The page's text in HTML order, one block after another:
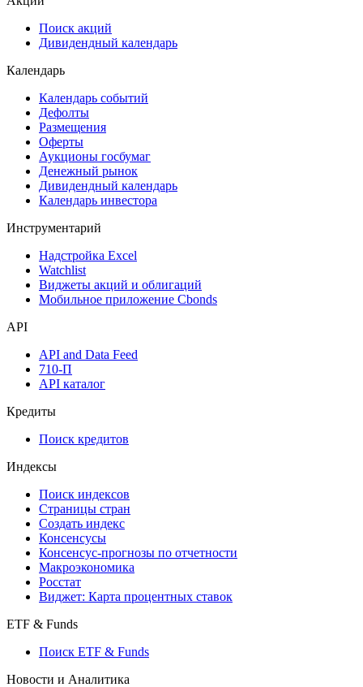
Поиск акций
Дивидендный календарь
Календарь
Календарь событий
Дефолты
Размещения
Оферты
Аукционы госбумаг
Денежный рынок
Дивидендный календарь
Календарь инвестора
Инструментарий
Надстройка Excel
Watchlist
Виджеты акций и облигаций
Мобильное приложение Cbonds
API
API and Data Feed
710-П
API каталог
Кредиты
Поиск кредитов
Индексы
Поиск индексов
Страницы стран
Создать индекс
Консенсусы
Консенсус-прогнозы по отчетности
Макроэкономика
Росстат
Виджет: Карта процентных ставок
ETF & Funds
Поиск ETF & Funds
Новости и Аналитика